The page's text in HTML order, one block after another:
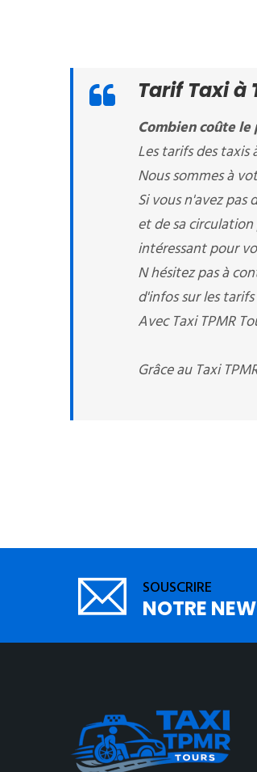
Tarif Taxi à
Combien coûte
Les tarifs des taxis
Nous sommes à
Si vous n'avez
et de sa
intéressant pour
N hésitez pas à
d'infos sur les
Avec Taxi TPMR
Grâce au Taxi
SOUSCRIRE
NOTRE